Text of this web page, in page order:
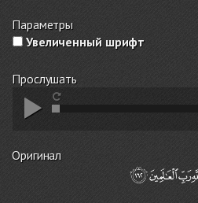
Параметры
Увеличенный шрифт
Прослушать
Оригинал